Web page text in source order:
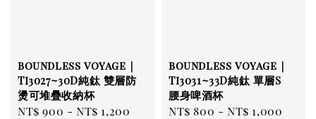
boundless voyage｜
Ti3027~30D純鈦 雙層防
燙可堆疊收納杯
Regular
NT$ 900 -NT$ 1,200
boundless voyage｜
Ti3031~33D純鈦 單層S
腰身啤酒杯
Regular
NT$ 800 -NT$ 1,000